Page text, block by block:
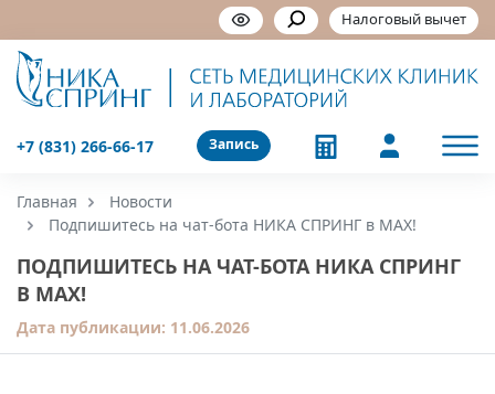
Налоговый вычет
Запись
+7 (831) 266-66-17
Главная
Новости
Подпишитесь на чат-бота НИКА СПРИНГ в МАХ!
ПОДПИШИТЕСЬ НА ЧАТ-БОТА НИКА СПРИНГ
В МАХ!
Дата публикации: 11.06.2026